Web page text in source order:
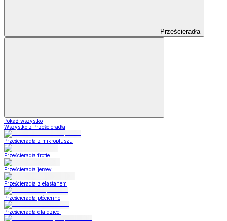
Prześcieradła
Pokaż wszystko
Wszystko z Prześcieradła
Prześcieradła z mikropluszu
Prześcieradła frotte
Prześcieradła jersey
Prześcieradła z elastanem
Prześcieradła płócienne
Prześcieradła dla dzieci